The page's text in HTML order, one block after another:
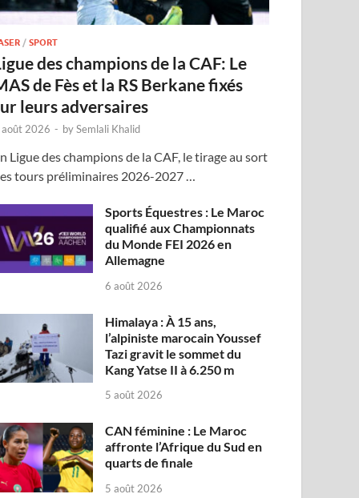
/SPORT
des champions de la CAF: Le
de Fès et la RS Berkane fixés
leurs adversaires
2026 - bySemlali Khalid
Ligue des champions de la CAF, le tirage au sort
tours préliminaires 2026-2027 …
Sports Équestres : Le Maroc
qualifié aux Championnats
du Monde FEI 2026 en
Allemagne
6 août 2026
Himalaya : À 15 ans,
l’alpiniste marocain Youssef
Tazi gravit le sommet du
Kang Yatse II à 6.250 m
5 août 2026
CAN féminine : Le Maroc
affronte l’Afrique du Sud en
quarts de finale
5 août 2026